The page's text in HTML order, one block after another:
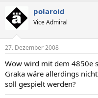
polaroid
Vice Admiral
27. Dezember 2008
Wow wird mit dem 4850e
Graka wäre allerdings
soll gespielt werden?